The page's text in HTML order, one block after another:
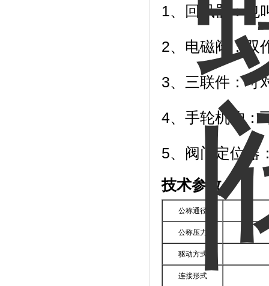
1、回讯器：也
2、电磁阀：双
3、三联件：可
4、手轮机构：
5、阀门定位器
技术参数：
公称通径
公称压力
驱动方式
连接形式